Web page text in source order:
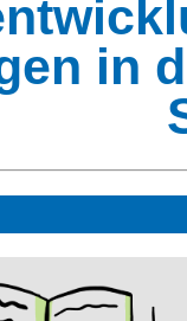
in